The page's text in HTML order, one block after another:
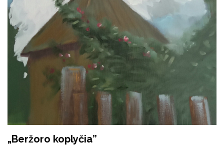
„Beržoro koplyčia”